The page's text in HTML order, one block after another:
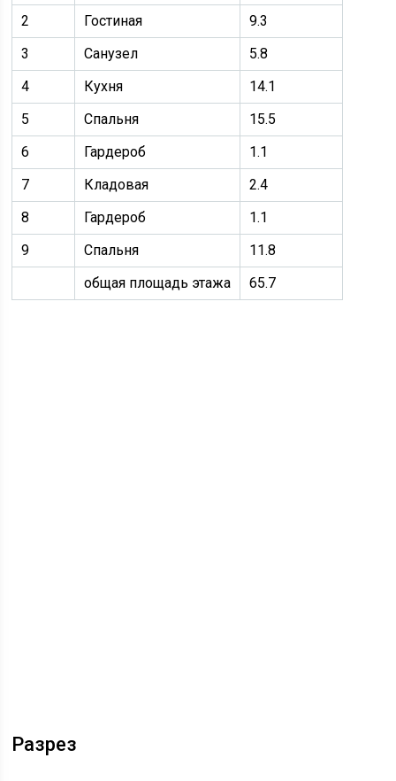
2
Гостиная
9.3
3
Санузел
5.8
4
Кухня
14.1
5
Спальня
15.5
6
Гардероб
1.1
7
Кладовая
2.4
8
Гардероб
1.1
9
Спальня
11.8
общая площадь этажа
65.7
Разрез